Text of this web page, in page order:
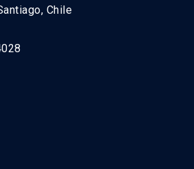
Chile